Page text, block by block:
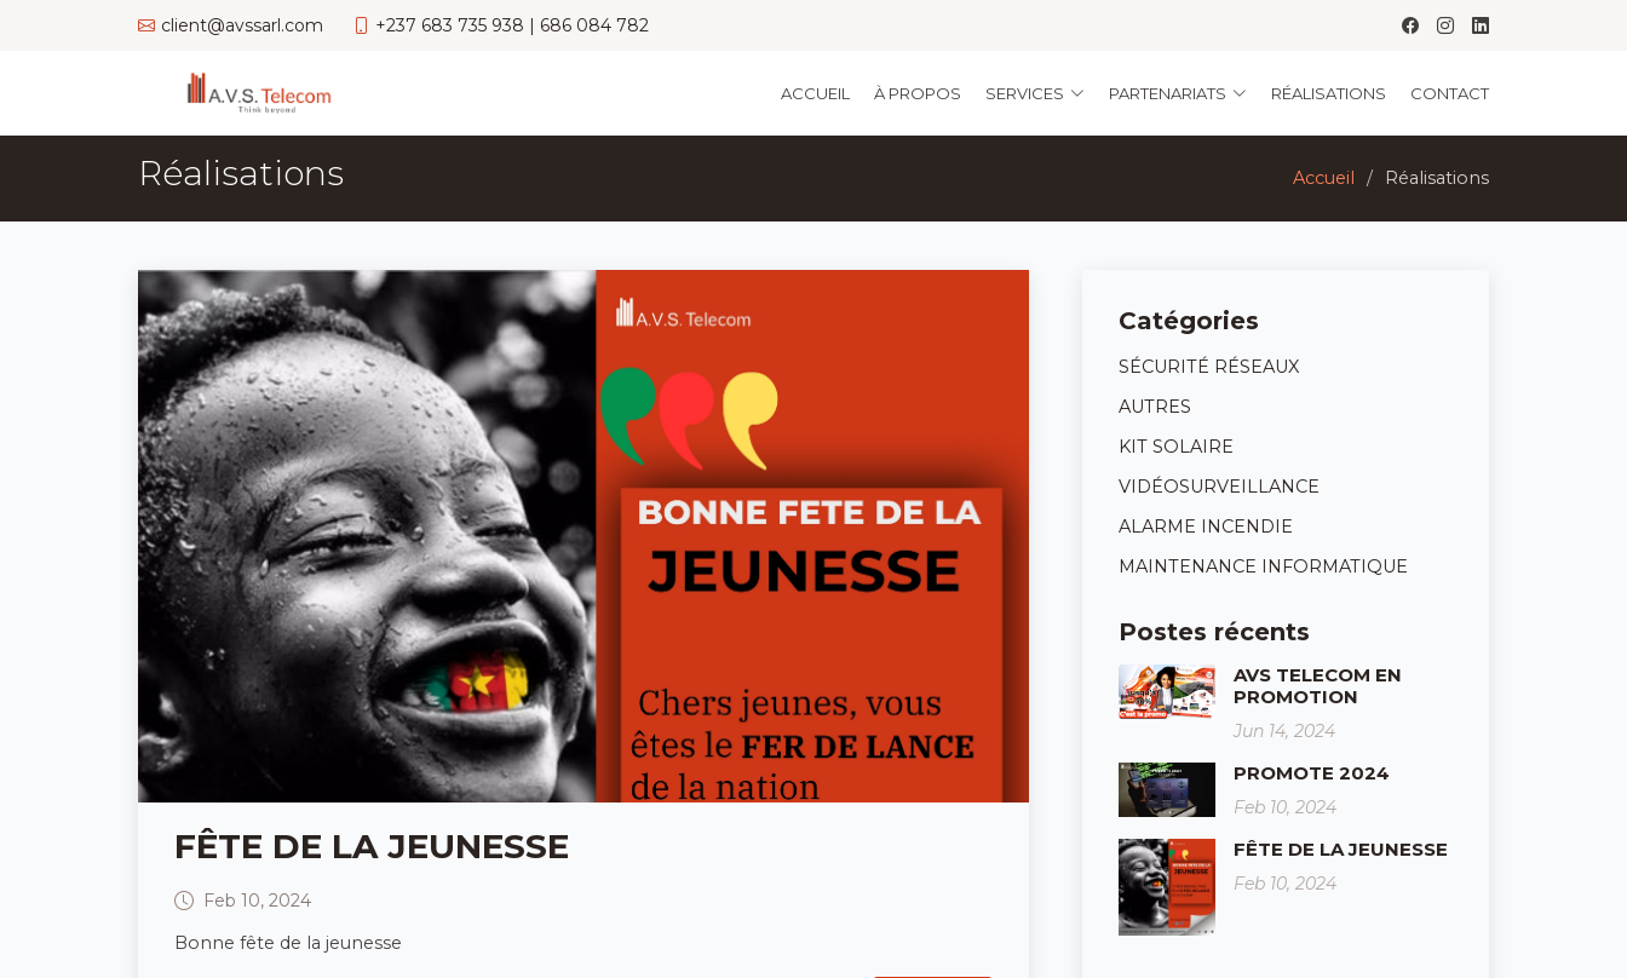
client@avssarl.com +237 683 735 938 | 686 084 782
ACCUEIL À PROPOS SERVICES PARTENARIATS RÉALISATIONS CONTACT
Réalisations Accueil Réalisations
FÊTE DE LA JEUNESSE
Feb 10, 2024
Bonne fête de la jeunesse
Catégories
SÉCURITÉ RÉSEAUX
AUTRES
KIT SOLAIRE
VIDÉOSURVEILLANCE
ALARME INCENDIE
MAINTENANCE INFORMATIQUE
Postes récents
AVS TELECOM EN
PROMOTION
Jun 14, 2024
PROMOTE 2024
Feb 10, 2024
FÊTE DE LA JEUNESSE
Feb 10, 2024